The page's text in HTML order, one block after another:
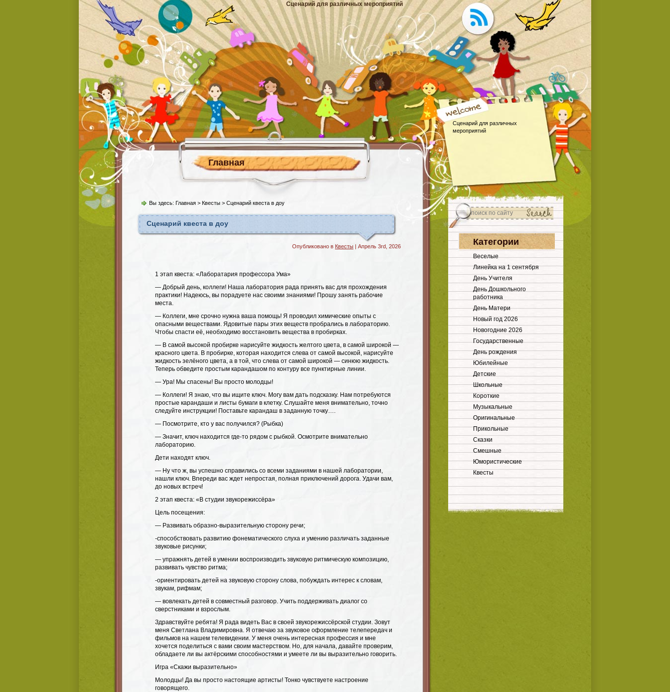
Сценарий для различных мероприятий
Главная
Сценарий для различных
мероприятий
Вы здесь: Главная > Квесты > Сценарий квеста в доу
Сценарий квеста в доу
Опубликовано в Квесты | Апрель 3rd, 2026
1 этап квеста: «Лаборатария профессора Ума»
— Добрый день, коллеги! Наша лаборатория рада принять вас для прохождения
практики! Надеюсь, вы порадуете нас своими знаниями! Прошу занять рабочие
места.
— Коллеги, мне срочно нужна ваша помощь! Я проводил химические опыты с
опасными веществами. Ядовитые пары этих веществ пробрались в лабораторию.
Чтобы спасти её, необходимо восстановить вещества в пробирках.
— В самой высокой пробирке нарисуйте жидкость желтого цвета, в самой широкой —
красного цвета. В пробирке, которая находится слева от самой высокой, нарисуйте
жидкость зелёного цвета, а в той, что слева от самой широкой — синюю жидкость.
Теперь обведите простым карандашом по контуру все пунктирные линии.
— Ура! Мы спасены! Вы просто молодцы!
— Коллеги! Я знаю, что вы ищите ключ. Могу вам дать подсказку. Нам потребуются
простые карандаши и листы бумаги в клетку. Слушайте меня внимательно, точно
следуйте инструкции! Поставьте карандаш в заданную точку….
— Посмотрите, кто у вас получился? (Рыбка)
— Значит, ключ находится где-то рядом с рыбкой. Осмотрите внимательно
лабораторию.
Дети находят ключ.
— Ну что ж, вы успешно справились со всеми заданиями в нашей лаборатории,
нашли ключ. Впереди вас ждет непростая, полная приключений дорога. Удачи вам,
до новых встреч!
2 этап квеста: «В студии звукорежиссёра»
Цель посещения:
— Развивать образно-выразительную сторону речи;
-способствовать развитию фонематического слуха и умению различать заданные
звуковые рисунки;
— упражнять детей в умении воспроизводить звуковую ритмическую композицию,
развивать чувство ритма;
-ориентировать детей на звуковую сторону слова, побуждать интерес к словам,
звукам, рифмам;
— вовлекать детей в совместный разговор. Учить поддерживать диалог со
сверстниками и взрослым.
Здравствуйте ребята! Я рада видеть Вас в своей звукорежиссёрской студии. Зовут
меня Светлана Владимировна. Я отвечаю за звуковое оформление телепередач и
фильмов на нашем телевидении. У меня очень интересная профессия и мне
хочется поделиться с вами своим мастерством. Но, для начала, давайте проверим,
обладаете ли вы актёрскими способностями и умеете ли вы выразительно говорить.
Игра «Скажи выразительно»
Молодцы! Да вы просто настоящие артисты! Тонко чувствуете настроение
говорящего.
Категории
Веселые
Линейка на 1 сентября
День Учителя
День Дошкольного
работника
День Матери
Новый год 2026
Новогодние 2026
Государственные
День рождения
Юбилейные
Детские
Школьные
Короткие
Музыкальные
Оригинальные
Прикольные
Сказки
Смешные
Юмористические
Квесты